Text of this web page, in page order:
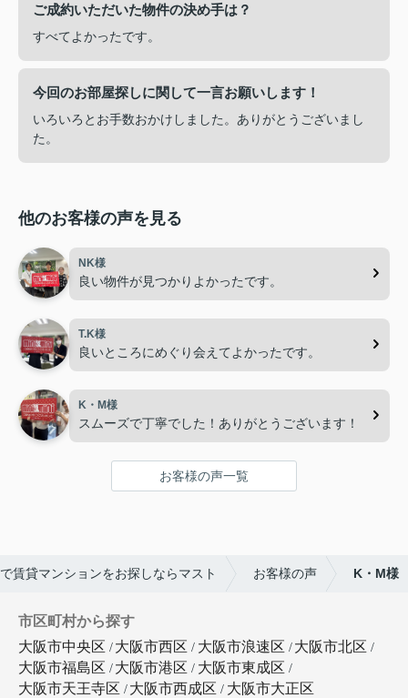
ご成約いただいた物件の決め手は？
すべてよかったです。
今回のお部屋探しに関して一言お願いします！
いろいろとお手数おかけしました。ありがとうございまし
た。
他のお客様の声を見る
NK様
良い物件が見つかりよかったです。
T.K様
良いところにめぐり会えてよかったです。
K・M様
スムーズで丁寧でした！ありがとうございます！
お客様の声一覧
賃貸マンションをお探しならマスト お客様の声 K・M様
市区町村から探す
大阪市中央区
大阪市西区 大阪市浪速区
大阪市北区
大阪市福島区
大阪市港区
大阪市東成区
大阪市天王寺区
大阪市西成区 大阪市大正区